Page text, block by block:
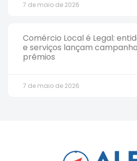
7 de maio de 2026
Comércio Local é Legal:
e serviços lançam
prêmios
7 de maio de 2026